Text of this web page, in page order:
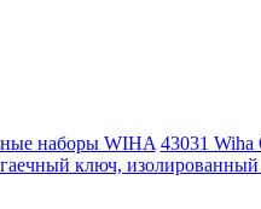
наборы WIHA 43031
ключ, изолированный